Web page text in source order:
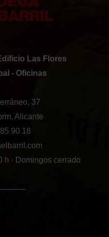
Las Flores
- Oficinas
37
Alicante
90 18
h · Domingos cerrado